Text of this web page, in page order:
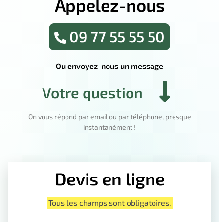
Appelez-nous
09 77 55 55 50
Ou envoyez-nous un message
Votre question
On vous répond par email ou par téléphone, presque
instantanément !
Devis en ligne
Tous les champs sont obligatoires.